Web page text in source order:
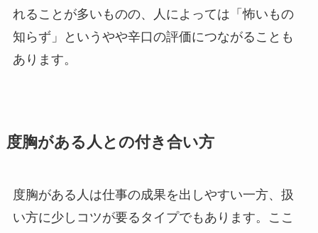
れることが多いものの、人によっては「怖いもの
知らず」というやや辛口の評価につながることも
あります。
度胸がある人との付き合い方
度胸がある人は仕事の成果を出しやすい一方、扱
い方に少しコツが要るタイプでもあります。ここ